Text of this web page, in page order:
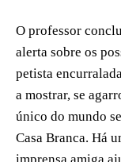
O professor
alerta sobre os
petista
a mostrar, se
único do mundo
Casa Branca. Há